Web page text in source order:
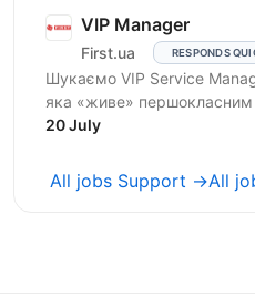
VIP Manager
First.ua RESPONDS
Шукаємо VIP Service Manager Ми шукаємо
яка «живе» першокласним
має «зуби» для продажів.
20 July
All jobs Support →All